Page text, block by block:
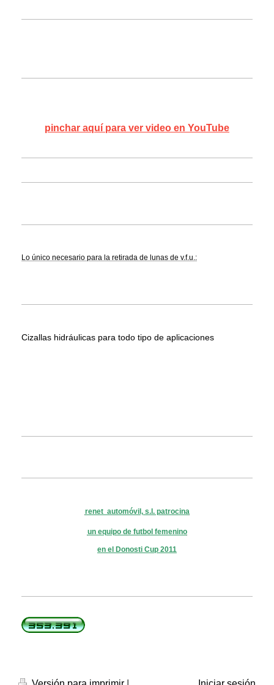
pinchar aquí para ver video en YouTube
Lo único necesario para la retirada de lunas de v.f.u.:
Cizallas hidráulicas para todo tipo de aplicaciones
renet automóvil, s.l. patrocina
un equipo de futbol femenino
en el Donosti Cup 2011